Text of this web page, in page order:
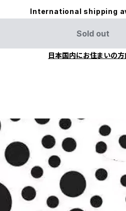
International shipping
Sold out
日本国内にお住まいの方